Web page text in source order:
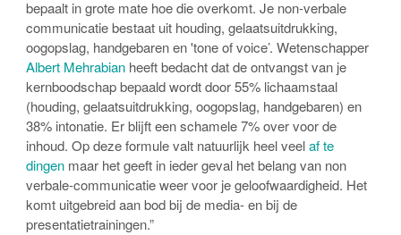
bepaalt in grote mate hoe die overkomt. Je non-verbale
communicatie bestaat uit houding, gelaatsuitdrukking,
oogopslag, handgebaren en 'tone of voice’. Wetenschapper
Albert Mehrabian heeft bedacht dat de ontvangst van je
kernboodschap bepaald wordt door 55% lichaamstaal
(houding, gelaatsuitdrukking, oogopslag, handgebaren) en
38% intonatie. Er blijft een schamele 7% over voor de
inhoud. Op deze formule valt natuurlijk heel veelaf te
dingen maar het geeft in ieder geval het belang van non
verbale-communicatie weer voor je geloofwaardigheid. Het
komt uitgebreid aan bod bij de media- en bij de
presentatietrainingen.”